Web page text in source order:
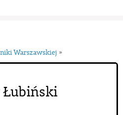
Warszawskiej »
Łubiński